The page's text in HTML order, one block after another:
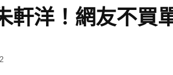
軒洋！網友不買